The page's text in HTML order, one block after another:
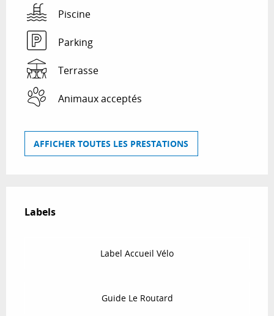
Piscine
Parking
Terrasse
Animaux acceptés
AFFICHER TOUTES LES PRESTATIONS
Labels
Labels
Label Accueil Vélo
Guide Le Routard